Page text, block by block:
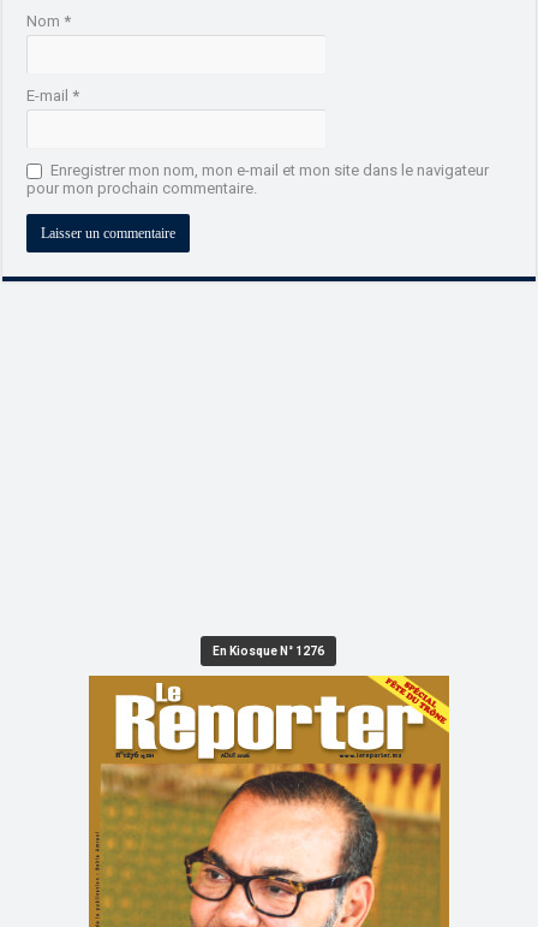
Nom*
E-mail*
Enregistrer mon nom, mon e-mail et mon site dans le navigateur
pour mon prochain commentaire.
En Kiosque N° 1276